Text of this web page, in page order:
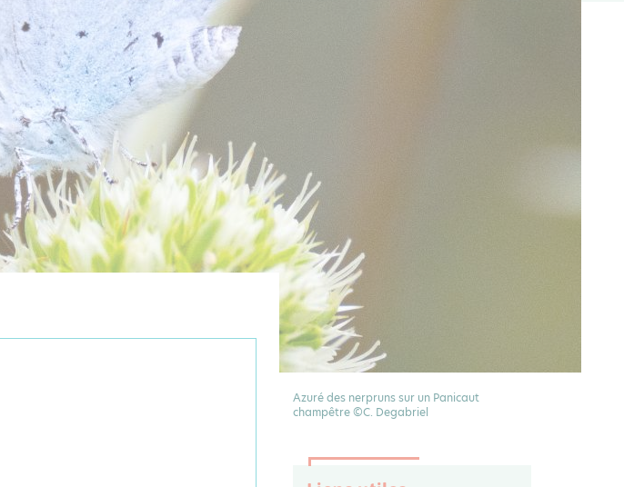
Azuré des nerpruns sur un Panicaut
champêtre ©C. Degabriel